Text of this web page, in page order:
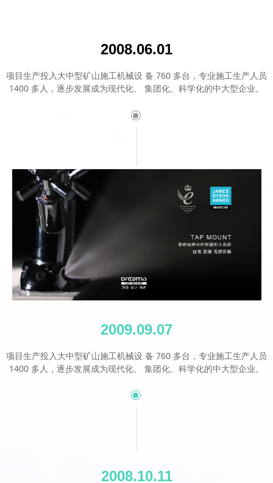
ꀉ
2008.06.01
项目生产投入大中型矿山施工机械设 备 760 多台，专业施工生产人员
1400 多人，逐步发展成为现代化、 集团化、科学化的中大型企业。
ꀉ
2009.09.07
项目生产投入大中型矿山施工机械设 备 760 多台，专业施工生产人员
1400 多人，逐步发展成为现代化、 集团化、科学化的中大型企业。
2008.10.11